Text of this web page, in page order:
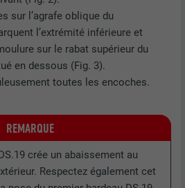
sur l’agrafe oblique du
l’extrémité inférieure et
sur le rabat supérieur du
en dessous (Fig. 3).
toutes les encoches.
REMARQUE
crée un abaissement au
Respectez également cet
en ce qui concerne les
PHP et garantit que toutes
fonctions de la page qui utilisent le
de programmation PHP
être affichées correctement.
Universal Analytics
un identifiant unique utilisé
générer des données statistiques
Internet.
relatives aux cookies
(SERVICES AMÉRICAINS
médias externes (services
visiteurs à travers les sites Internet.
acceptés, l'accès aux contenus des
sociaux ne nécessite plus de